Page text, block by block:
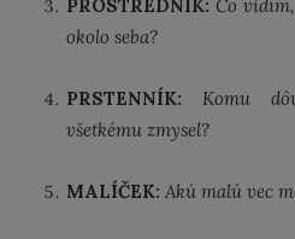
PROSTREDNÍK: Čo
okolo seba?
PRSTENNÍK: Komu
všetkému zmysel?
MALÍČEK: Akú malú vec